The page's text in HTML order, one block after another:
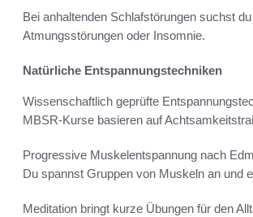
Bei anhaltenden Schlafstörungen suchst
Atmungsstörungen oder Insomnie.
Natürliche Entspannungstechniken
Wissenschaftlich geprüfte
MBSR-Kurse basieren auf
Progressive Muskelentspannung nach
Du spannst Gruppen von Muskeln an und
Meditation bringt kurze Übungen für den